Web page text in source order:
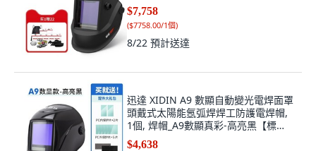
$7,758
($7758.00/1個)
8/22 預計送達
迅達 XIDIN A9 數顯自動變光電焊面罩
頭戴式太陽能氬弧焊焊工防護電焊帽,
1個, 焊帽_A9數顯真彩-高亮黑【標
配】
$4,638